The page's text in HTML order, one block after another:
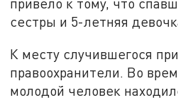
привело к тому, что
сестры и 5-летняя
К месту случившегося
правоохранители. Во
молодой человек